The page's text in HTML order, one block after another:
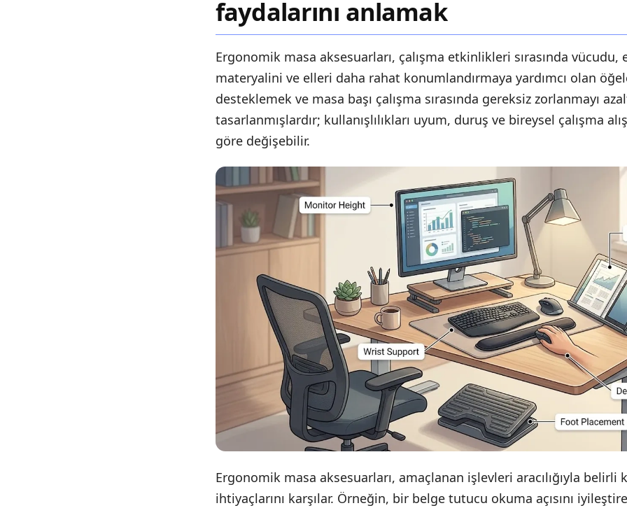
faydalarını anlamak
Ergonomik masa aksesuarları, çalışma etkinlikleri sırasında vücudu,
materyalini ve elleri daha rahat konumlandırmaya yardımcı olan
desteklemek ve masa başı çalışma sırasında gereksiz zorlanmayı
tasarlanmışlardır; kullanışlılıkları uyum, duruş ve bireysel çalışma
göre değişebilir.
Ergonomik masa aksesuarları, amaçlanan işlevleri aracılığıyla belirli
ihtiyaçlarını karşılar. Örneğin, bir belge tutucu okuma açısını